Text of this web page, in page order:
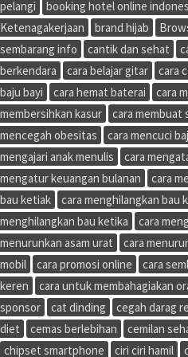
pelangi
booking hotel online
Ketenagakerjaan
brand hijab
sembarang info
cantik dan sehat
berkendara
cara belajar gitar cara
baju bayi
cara hemat baterai cara
membersihkan kasur
cara membuat
mencegah obesitas
cara mencuci
mengajari anak menulis
cara
mengatur keuangan bulanan
cara
bau ketiak
cara menghilangkan bau
menghilangkan bau ketika
cara
menurunkan asam urat
cara
mobil
cara promosi online cara
keren
cara untuk membahagiakan
sponsor
cat dinding cegah darag
diet
cemas berlebihan cemilan
chipset smartphone
ciri ciri hamil